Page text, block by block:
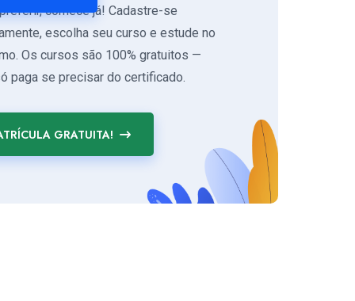
comece já! Cadastre-se
escolha seu curso e estude no
Os cursos são 100% gratuitos —
paga se precisar do certificado.
GRATUITA!